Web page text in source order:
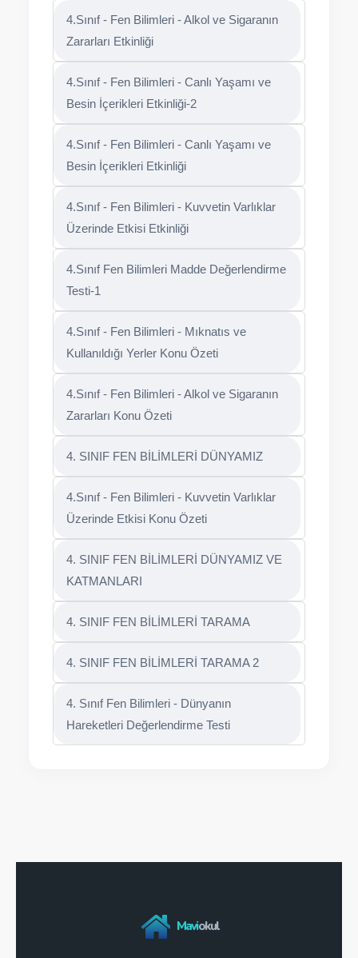
4.Sınıf - Fen Bilimleri - Alkol ve Sigaranın
Zararları Etkinliği
4.Sınıf - Fen Bilimleri - Canlı Yaşamı ve
Besin İçerikleri Etkinliği-2
4.Sınıf - Fen Bilimleri - Canlı Yaşamı ve
Besin İçerikleri Etkinliği
4.Sınıf - Fen Bilimleri - Kuvvetin Varlıklar
Üzerinde Etkisi Etkinliği
4.Sınıf Fen Bilimleri Madde Değerlendirme
Testi-1
4.Sınıf - Fen Bilimleri - Mıknatıs ve
Kullanıldığı Yerler Konu Özeti
4.Sınıf - Fen Bilimleri - Alkol ve Sigaranın
Zararları Konu Özeti
4. SINIF FEN BİLİMLERİ DÜNYAMIZ
4.Sınıf - Fen Bilimleri - Kuvvetin Varlıklar
Üzerinde Etkisi Konu Özeti
4. SINIF FEN BİLİMLERİ DÜNYAMIZ VE
KATMANLARI
4. SINIF FEN BİLİMLERİ TARAMA
4. SINIF FEN BİLİMLERİ TARAMA 2
4. Sınıf Fen Bilimleri - Dünyanın
Hareketleri Değerlendirme Testi
Maviokul